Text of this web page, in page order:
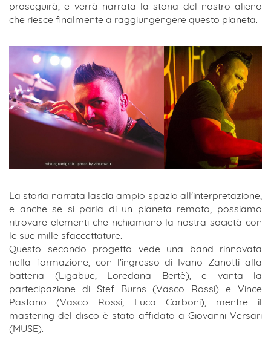
proseguirà, e verrà narrata la storia del nostro alieno
che riesce finalmente a raggiungengere questo pianeta.
La storia narrata lascia ampio spazio all'interpretazione,
e anche se si parla di un pianeta remoto, possiamo
ritrovare elementi che richiamano la nostra società con
le sue mille sfaccettature.
Questo secondo progetto vede una band rinnovata
nella formazione, con l'ingresso di Ivano Zanotti alla
batteria (Ligabue, Loredana Bertè), e vanta la
partecipazione di Stef Burns (Vasco Rossi) e Vince
Pastano (Vasco Rossi, Luca Carboni), mentre il
mastering del disco è stato affidato a Giovanni Versari
(MUSE).